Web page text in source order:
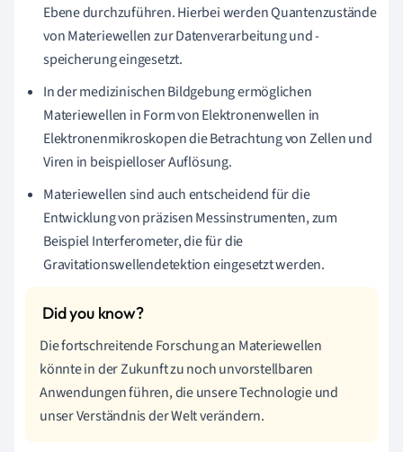
Ebene durchzuführen. Hierbei werden Quantenzustände
von Materiewellen zur Datenverarbeitung und -
speicherung eingesetzt.
In der medizinischen Bildgebung ermöglichen
Materiewellen in Form von Elektronenwellen in
Elektronenmikroskopen die Betrachtung von Zellen und
Viren in beispielloser Auflösung.
Materiewellen sind auch entscheidend für die
Entwicklung von präzisen Messinstrumenten, zum
Beispiel Interferometer, die für die
Gravitationswellendetektion eingesetzt werden.
Die fortschreitende Forschung an Materiewellen
könnte in der Zukunft zu noch unvorstellbaren
Anwendungen führen, die unsere Technologie und
unser Verständnis der Welt verändern.